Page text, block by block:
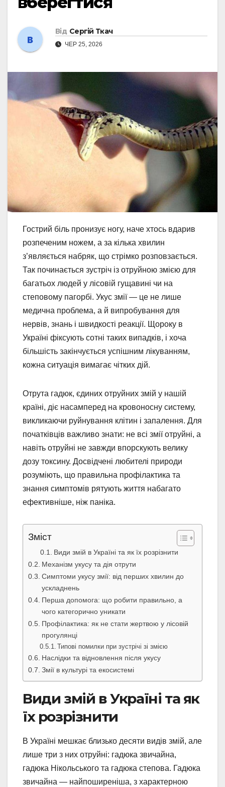
Від Сергій Ткач
ЧЕР 25, 2026
Гострий біль пронизує ногу, наче хтось вдарив
розпеченим ножем, а за кілька хвилин
з’являється набряк, що стрімко розповзається.
Так починається зустріч із отруйною змією для
багатьох людей у лісовій гущавині чи на
степовому пагорбі. Укус змії — це не лише
медична проблема, а й випробування для
нервів, знань і швидкості реакції. Щороку в
Україні фіксують сотні таких випадків, і хоча
більшість закінчується успішним лікуванням,
кожна ситуація вимагає чітких дій.
Отрута гадюк, єдиних отруйних змій у нашій
країні, діє насамперед на кровоносну систему,
викликаючи руйнування клітин і запалення. Для
початківців важливо знати: не всі змії отруйні, а
навіть отруйні не завжди впорскують велику
дозу токсину. Досвідчені любителі природи
розуміють, що правильна профілактика та
знання симптомів рятують життя набагато
ефективніше, ніж паніка.
Зміст
Види змій в Україні та як їх розрізнити
Механізм укусу та дія отрути
Симптоми укусу змії: від перших хвилин до
ускладнень
Перша допомога: що робити правильно, а
чого категорично уникати
Профілактика: як не стати жертвою у лісовій
прогулянці
Типові помилки при зустрічі зі змією
Наслідки та відновлення після укусу
Змії в культурі та екосистемі
Види змій в Україні та як
їх розрізнити
В Україні мешкає близько десяти видів змій, але
лише три з них отруйні: гадюка звичайна,
гадюка Нікольського та гадюка степова. Гадюка
звичайна — найпоширеніша, з характерною